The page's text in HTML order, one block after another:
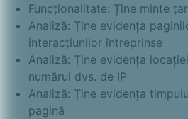
Funcționalitate: Ține minte
Analiză: Ține evidența
interacțiunilor întreprinse
Analiză: Ține evidența
numărul dvs. de IP
Analiză: Ține evidența
pagină